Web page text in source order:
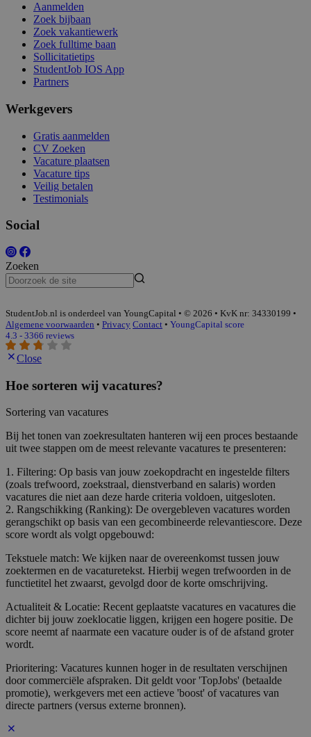
Aanmelden
Zoek bijbaan
Zoek vakantiewerk
Zoek fulltime baan
Sollicitatietips
StudentJob IOS App
Partners
Werkgevers
Gratis aanmelden
CV Zoeken
Vacature plaatsen
Vacature tips
Veilig betalen
Testimonials
Social
Zoeken
StudentJob.nl is onderdeel van YoungCapital • © 2026 • KvK nr: 34330199 •
Algemene voorwaarden • Privacy Contact • YoungCapital score
4.3 - 3366 reviews
Close
Hoe sorteren wij vacatures?
Sortering van vacatures
Bij het tonen van zoekresultaten hanteren wij een proces bestaande
uit twee stappen om de meest relevante vacatures te presenteren:
1. Filtering: Op basis van jouw zoekopdracht en ingestelde filters
(zoals trefwoord, zoekstraal, dienstverband en salaris) worden
vacatures die niet aan deze harde criteria voldoen, uitgesloten.
2. Rangschikking (Ranking): De overgebleven vacatures worden
gerangschikt op basis van een gecombineerde relevantiescore. Deze
score wordt als volgt opgebouwd:
Tekstuele match: We kijken naar de overeenkomst tussen jouw
zoektermen en de vacaturetekst. Hierbij wegen trefwoorden in de
functietitel het zwaarst, gevolgd door de korte omschrijving.
Actualiteit & Locatie: Recent geplaatste vacatures en vacatures die
dichter bij jouw zoeklocatie liggen, krijgen een hogere positie. De
score neemt af naarmate een vacature ouder is of de afstand groter
wordt.
Prioritering: Vacatures kunnen hoger in de resultaten verschijnen
door commerciële afspraken. Dit geldt voor 'TopJobs' (betaalde
promotie), werkgevers met een actieve 'boost' of vacatures van
directe partners (versus externe bronnen).